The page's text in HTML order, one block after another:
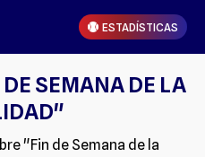
ESTADÍSTICAS
SEMANA DE LA
"Fin de Semana de la